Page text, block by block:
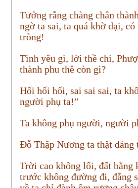
Tưởng rằng chàng chân
ngờ ta sai, ta quá khờ dại, có
tròng!
Tình yêu gì, lời thề chi,
thành phu thê còn gì?
Hối hối hối, sai sai sai, ta
người phụ ta!”
Ta không phụ người, người
Đỗ Thập Nương ta thật đáng
Trời cao không lối, đất bằng
trước không đường đi, đằng